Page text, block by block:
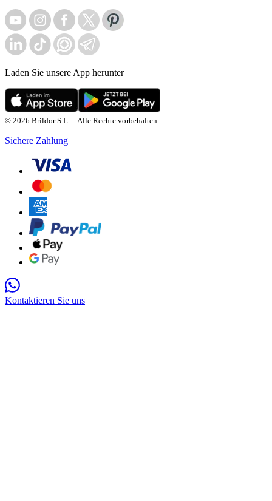
Laden Sie unsere App herunter
© 2026 Brildor S.L. – Alle Rechte vorbehalten
Sichere Zahlung
Kontaktieren Sie uns